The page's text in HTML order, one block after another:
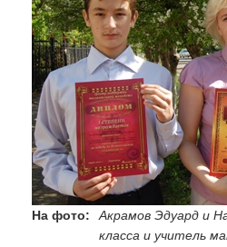
На фото:
Акрамов Эдуард и
класса и учитель